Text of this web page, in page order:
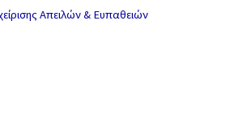
Απειλών & Ευπαθειών